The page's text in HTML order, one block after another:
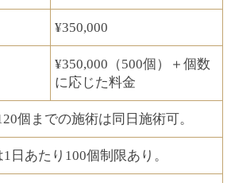
¥350,000
¥350,000（500個）​​＋個数
に応じた料金
個までの施術は同日施術可。
日あたり100個制限あり。